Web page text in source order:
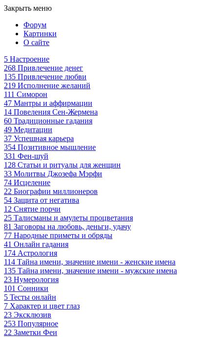
Закрыть меню
Форум
Картинки
О сайте
5 Настроение
268 Привлечение денег
135 Привлечение любви
219 Исполнение желаний
111 Симорон
47 Мантры и аффирмации
14 Повеления Сен-Жермена
60 Традиционные гадания
49 Медитации
37 Успешная карьера
354 Позитивное мышление
331 Фен-шуй
128 Статьи и ритуалы для женщин
33 Молитвы Джозефа Мэрфи
74 Исцеление
22 Биографии миллионеров
54 Защита от негатива
12 Снятие порчи
25 Талисманы и амулеты процветания
81 Заговоры на любовь, деньги, удачу
77 Народные приметы и обряды
41 Онлайн гадания
174 Астрология
114 Тайна имени, значение имени - женские имена
135 Тайна имени, значение имени - мужские имена
23 Нумерология
101 Сонники
5 Тесты онлайн
7 Характер и цвет глаз
23 Эксклюзив
253 Популярное
22 Заметки Феи